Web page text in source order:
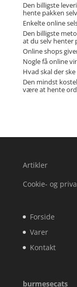
Den billigste
hente pakken selv
Enkelte online
Den billigste
at du selv henter
Online shops
Nogle få online
Hvad skal der
Den mindst
være at hente
Artikler
Cookie- og
Forside
Varer
Kontakt
burmesecats